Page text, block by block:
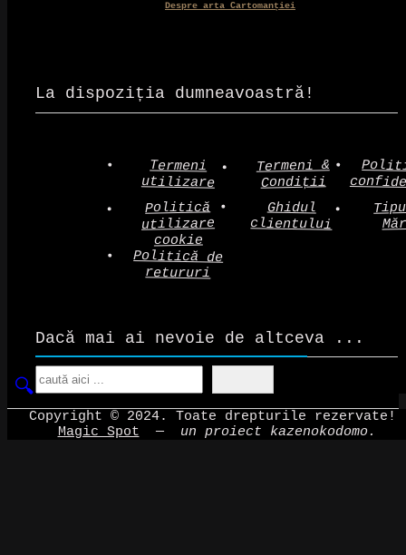
Despre arta Cartomanției
La dispoziția dumneavoastră!
Termeni
utilizare
Termeni &
Condiții
Politică
utilizare
cookie
Ghidul
clientului
Politică de
retururi
Dacă mai ai nevoie de altceva ...
Copyright © 2024. Toate drepturile rezervate!
Magic Spot — un proiect kazenokodomo.